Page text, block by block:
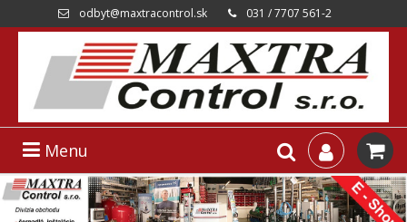
odbyt@maxtracontrol.sk 031 / 7707 561-2
Menu